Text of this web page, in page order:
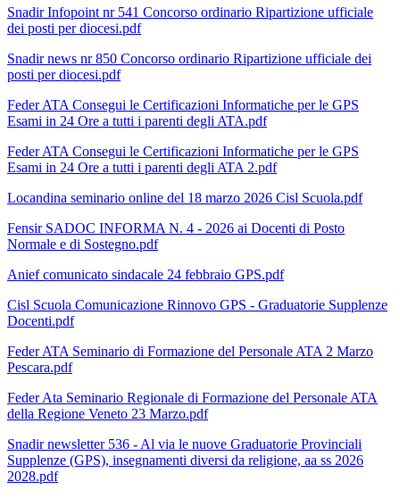
Snadir Infopoint nr 541 Concorso ordinario Ripartizione ufficiale
dei posti per diocesi.pdf
Snadir news nr 850 Concorso ordinario Ripartizione ufficiale dei
posti per diocesi.pdf
Feder ATA Consegui le Certificazioni Informatiche per le GPS
Esami in 24 Ore a tutti i parenti degli ATA.pdf
Feder ATA Consegui le Certificazioni Informatiche per le GPS
Esami in 24 Ore a tutti i parenti degli ATA 2.pdf
Locandina seminario online del 18 marzo 2026 Cisl Scuola.pdf
Fensir SADOC INFORMA N. 4 - 2026 ai Docenti di Posto
Normale e di Sostegno.pdf
Anief comunicato sindacale 24 febbraio GPS.pdf
Cisl Scuola Comunicazione Rinnovo GPS - Graduatorie Supplenze
Docenti.pdf
Feder ATA Seminario di Formazione del Personale ATA 2 Marzo
Pescara.pdf
Feder Ata Seminario Regionale di Formazione del Personale ATA
della Regione Veneto 23 Marzo.pdf
Snadir newsletter 536 - Al via le nuove Graduatorie Provinciali
Supplenze (GPS), insegnamenti diversi da religione, aa ss 2026
2028.pdf